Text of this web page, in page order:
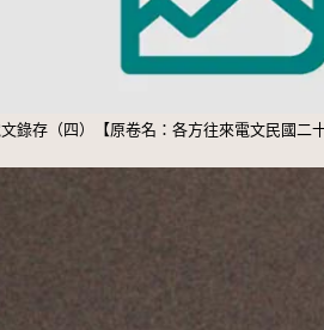
錄存（四）【原卷名：各方往來電文民國二